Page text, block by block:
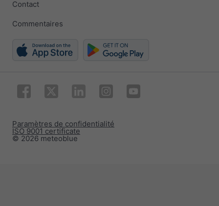
Contact
Commentaires
© 2026 meteoblue
ISO 9001 certificate
Paramètres de confidentialité